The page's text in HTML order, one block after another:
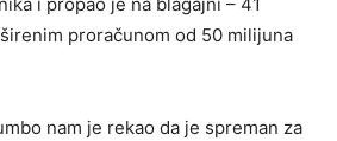
proračunom od 50 milijuna
nam je rekao da je spreman za